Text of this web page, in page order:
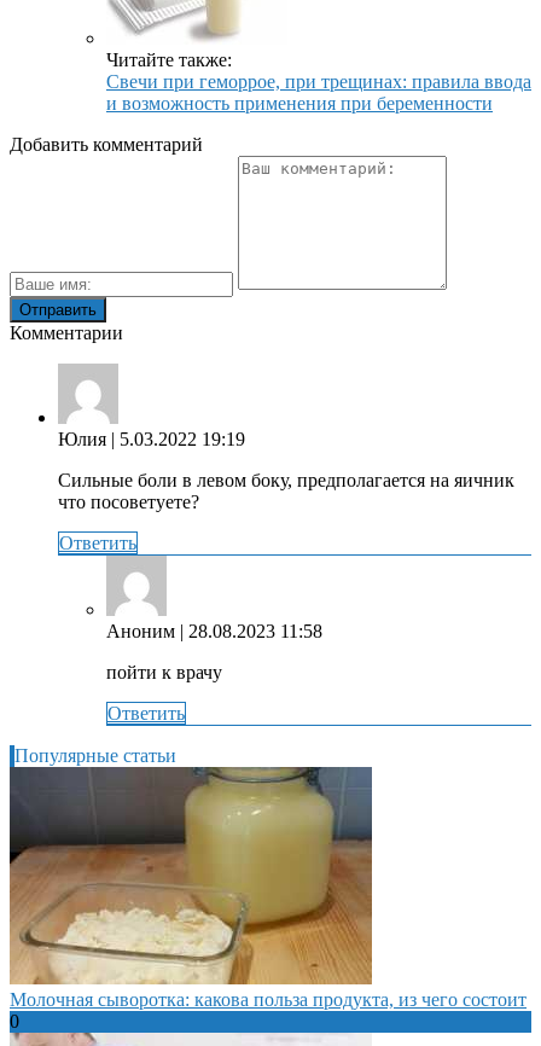
Читайте также:
Свечи при геморрое, при трещинах: правила ввода
и возможность применения при беременности
Добавить комментарий
Комментарии
Юлия | 5.03.2022 19:19
Сильные боли в левом боку, предполагается на яичник
что посоветуете?
Ответить
Аноним | 28.08.2023 11:58
пойти к врачу
Ответить
Популярные статьи
Молочная сыворотка: какова польза продукта, из чего состоит
0